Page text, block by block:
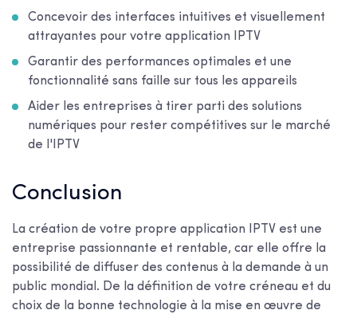
Concevoir des interfaces intuitives et visuellement
attrayantes pour votre application IPTV
Garantir des performances optimales et une
fonctionnalité sans faille sur tous les appareils
Aider les entreprises à tirer parti des solutions
numériques pour rester compétitives sur le marché
de l'IPTV
Conclusion
La création de votre propre application IPTV est une
entreprise passionnante et rentable, car elle offre la
possibilité de diffuser des contenus à la demande à un
public mondial. De la définition de votre créneau et du
choix de la bonne technologie à la mise en œuvre de